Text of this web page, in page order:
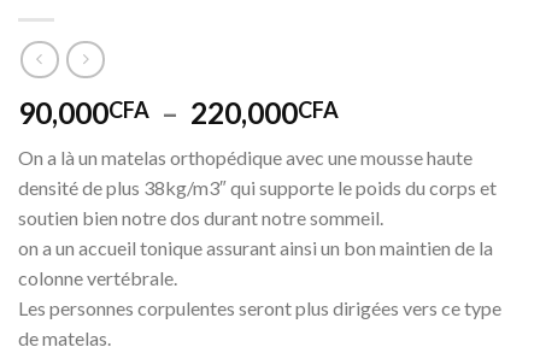
90,000CFA – 220,000CFAPlage
prix :
90,000CFA
à
220,000CFA
On a là un matelas orthopédique avec une mousse haute
densité de plus 38kg/m3″ qui supporte le poids du corps et
soutien bien notre dos durant notre sommeil.
on a un accueil tonique assurant ainsi un bon maintien de la
colonne vertébrale.
Les personnes corpulentes seront plus dirigées vers ce type
de matelas.